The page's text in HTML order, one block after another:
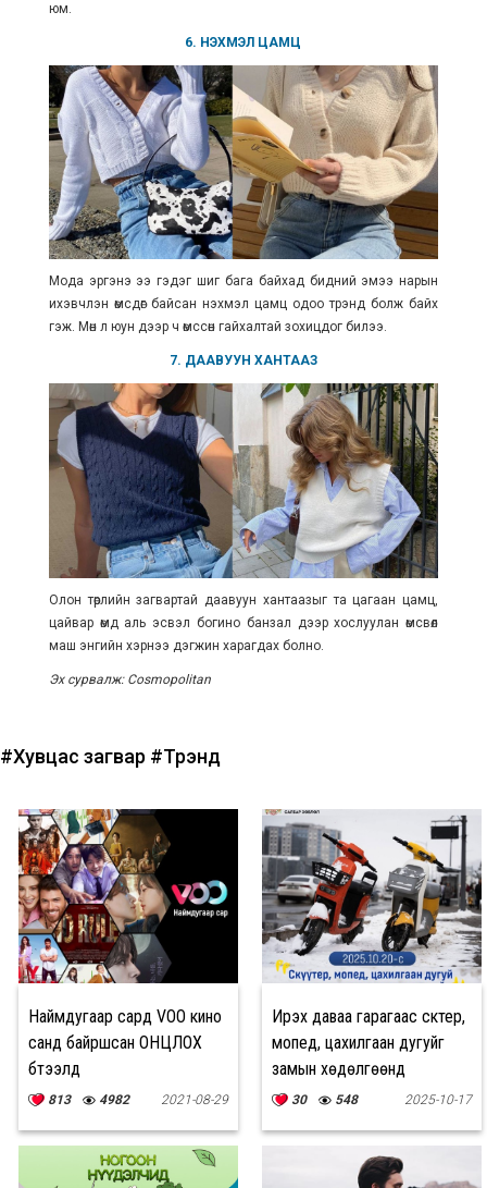
юм.
6. НЭХМЭЛ ЦАМЦ
Мода эргэнэ ээ гэдэг шиг бага байхад бидний эмээ нарын
ихэвчлэн өмсдөг байсан нэхмэл цамц одоо трэнд болж байх
гэж. Мөн л юун дээр ч өмссөн гайхалтай зохицдог билээ.
7. ДААВУУН ХАНТААЗ
Олон төрлийн загвартай даавуун хантаазыг та цагаан цамц,
цайвар өмд аль эсвэл богино банзал дээр хослуулан өмсвөл
маш энгийн хэрнээ дэгжин харагдах болно.
Эх сурвалж: Cosmopolitan
#Хувцас загвар #Трэнд
Наймдугаар сард VOO кино
санд байршсан ОНЦЛОХ
бүтээлүүд
813 4982 2021-08-29
Ирэх даваа гарагаас скүүтер,
мопед, цахилгаан дугуйг
замын хөдөлгөөнд
оролцуулахгүй
30 548 2025-10-17